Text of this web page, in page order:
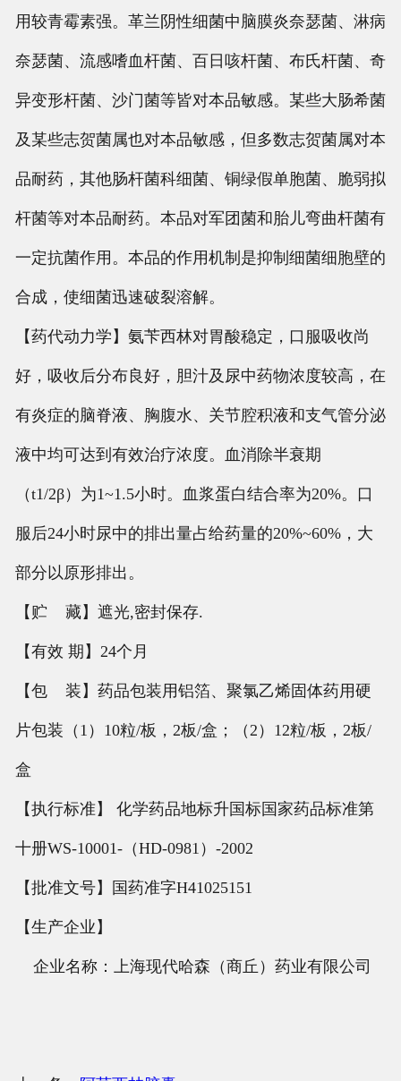
用较青霉素强。革兰阴性细菌中脑膜炎奈瑟菌、淋病
奈瑟菌、流感嗜血杆菌、百日咳杆菌、布氏杆菌、奇
异变形杆菌、沙门菌等皆对本品敏感。某些大肠希菌
及某些志贺菌属也对本品敏感，但多数志贺菌属对本
品耐药，其他肠杆菌科细菌、铜绿假单胞菌、脆弱拟
杆菌等对本品耐药。本品对军团菌和胎儿弯曲杆菌有
一定抗菌作用。本品的作用机制是抑制细菌细胞壁的
合成，使细菌迅速破裂溶解。
【药代动力学】氨苄西林对胃酸稳定，口服吸收尚
好，吸收后分布良好，胆汁及尿中药物浓度较高，在
有炎症的脑脊液、胸腹水、关节腔积液和支气管分泌
液中均可达到有效治疗浓度。血消除半衰期
（t1/2β）为1~1.5小时。血浆蛋白结合率为20%。口
服后24小时尿中的排出量占给药量的20%~60%，大
部分以原形排出。
【贮 藏】遮光,密封保存.
【有效 期】24个月
【包 装】药品包装用铝箔、聚氯乙烯固体药用硬
片包装（1）10粒/板，2板/盒；（2）12粒/板，2板/
盒
【执行标准】 化学药品地标升国标国家药品标准第
十册WS-10001-（HD-0981）-2002
【批准文号】国药准字H41025151
【生产企业】
企业名称：上海现代哈森（商丘）药业有限公司